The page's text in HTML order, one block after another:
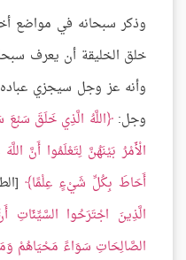
وذكر سبحانه في مواضع
خلق الخليقة أن يعرف
وأنه عز وجل سيجزي عباده
وجل: اللَّهُ الَّذِي خَلَقَ
الْأَمْرُ بَيْنَهُنَّ لِتَعْلَمُوا أَنَّ
أَحَاطَ بِكُلِّ شَيْءٍ عِلْمًا
الَّذِينَ اجْتَرَحُوا السَّيِّئَاتِ